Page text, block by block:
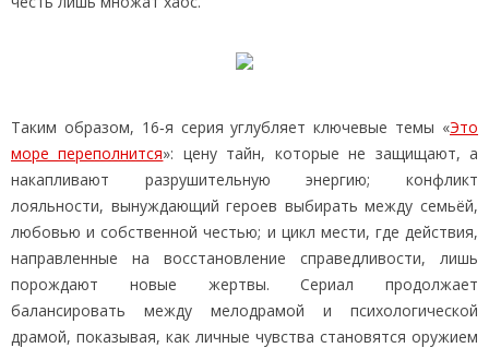
Таким образом, 16‑я серия углубляет ключевые темы «Это
море переполнится»: цену тайн, которые не защищают, а
накапливают разрушительную энергию; конфликт
лояльности, вынуждающий героев выбирать между семьёй,
любовью и собственной честью; и цикл мести, где действия,
направленные на восстановление справедливости, лишь
порождают новые жертвы. Сериал продолжает
балансировать между мелодрамой и психологической
драмой, показывая, как личные чувства становятся оружием